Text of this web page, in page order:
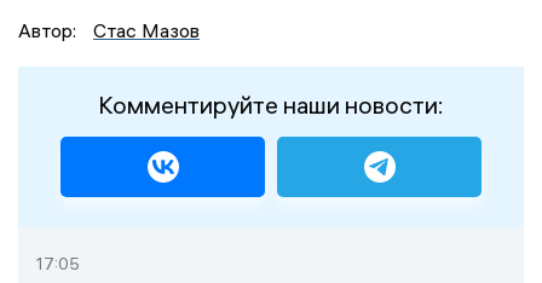
Автор:
Стас Мазов
Комментируйте наши новости:
17:05